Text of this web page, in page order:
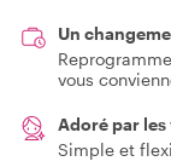
Un
vous
Adoré par
Simple et